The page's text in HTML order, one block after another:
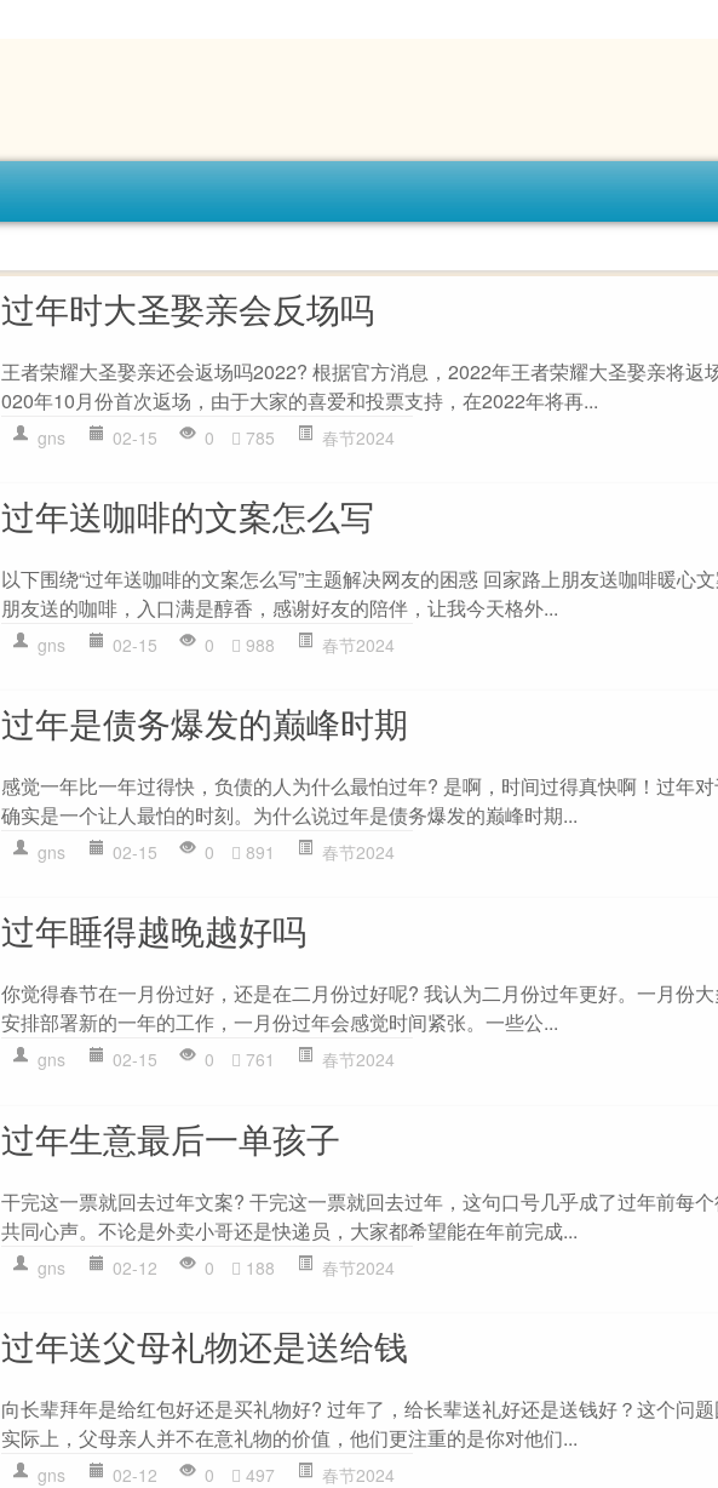
过年时大圣娶亲会反场吗
王者荣耀大圣娶亲还会返场吗2022? 根据官方消息，2022年王者荣耀大圣娶亲将返
020年10月份首次返场，由于大家的喜爱和投票支持，在2022年将再...
gns 02-15 0 785 春节2024
过年送咖啡的文案怎么写
以下围绕“过年送咖啡的文案怎么写”主题解决网友的困惑 回家路上朋友送咖啡暖心
朋友送的咖啡，入口满是醇香，感谢好友的陪伴，让我今天格外...
gns 02-15 0 988 春节2024
过年是债务爆发的巅峰时期
感觉一年比一年过得快，负债的人为什么最怕过年? 是啊，时间过得真快啊！过年
确实是一个让人最怕的时刻。为什么说过年是债务爆发的巅峰时期...
gns 02-15 0 891 春节2024
过年睡得越晚越好吗
你觉得春节在一月份过好，还是在二月份过好呢? 我认为二月份过年更好。一月份
安排部署新的一年的工作，一月份过年会感觉时间紧张。一些公...
gns 02-15 0 761 春节2024
过年生意最后一单孩子
干完这一票就回去过年文案? 干完这一票就回去过年，这句口号几乎成了过年前每
共同心声。不论是外卖小哥还是快递员，大家都希望能在年前完成...
gns 02-12 0 188 春节2024
过年送父母礼物还是送给钱
向长辈拜年是给红包好还是买礼物好? 过年了，给长辈送礼好还是送钱好？这个问题
实际上，父母亲人并不在意礼物的价值，他们更注重的是你对他们...
gns 02-12 0 497 春节2024